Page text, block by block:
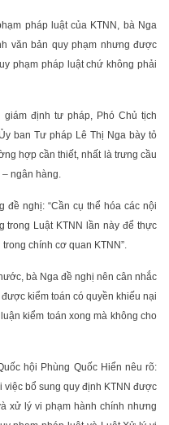
pháp luật của KTNN, bà Nga
văn bản quy phạm nhưng được
phạm pháp luật chứ không phải
định tư pháp, Phó Chủ tịch
ban Tư pháp Lê Thị Nga bày tỏ
hợp cần thiết, nhất là trưng cầu
ngân hàng.
nghị: “Cần cụ thể hóa các nội
trong Luật KTNN lần này để thực
chính cơ quan KTNN”.
bà Nga đề nghị nên cân nhắc
kiểm toán có quyền khiếu nại
kiểm toán xong mà không cho
hội Phùng Quốc Hiển nêu rõ:
việc bổ sung quy định KTNN được
xử lý vi phạm hành chính nhưng